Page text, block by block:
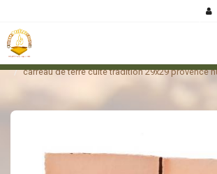
carreaux
carreau de terre cuite tradition 29x29 provence